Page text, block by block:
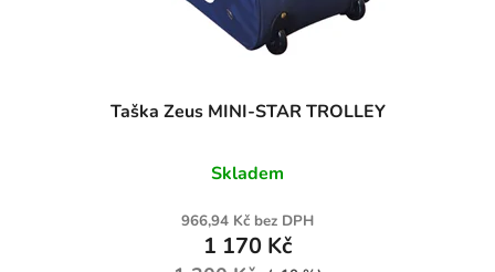
Taška Zeus MINI-STAR TROLLEY
Skladem
966,94 Kč bez DPH
1 170 Kč